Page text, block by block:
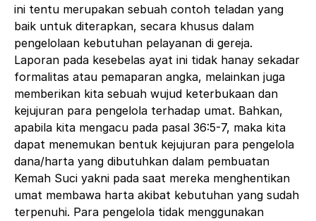
ini tentu merupakan sebuah contoh teladan yang
baik untuk diterapkan, secara khusus dalam
pengelolaan kebutuhan pelayanan di gereja.
Laporan pada kesebelas ayat ini tidak hanay sekadar
formalitas atau pemaparan angka, melainkan juga
memberikan kita sebuah wujud keterbukaan dan
kejujuran para pengelola terhadap umat. Bahkan,
apabila kita mengacu pada pasal 36:5-7, maka kita
dapat menemukan bentuk kejujuran para pengelola
dana/harta yang dibutuhkan dalam pembuatan
Kemah Suci yakni pada saat mereka menghentikan
umat membawa harta akibat kebutuhan yang sudah
terpenuhi. Para pengelola tidak menggunakan